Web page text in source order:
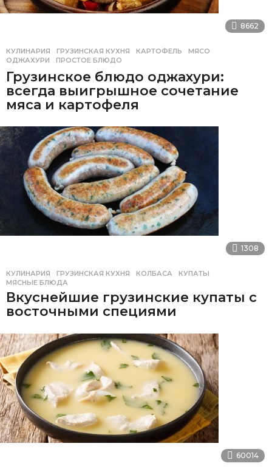
8662
КУЛИНАРИЯ ГРУЗИНСКАЯ КУХНЯ ,КАРТОФЕЛЬ ,МЯСО
ОДЖАХУРИ
,ПРОСТОЕ БЛЮДО
Грузинское блюдо оджахури:
всегда выигрышное сочетание
мяса и картофеля
1308
КУЛИНАРИЯ ГРУЗИНСКАЯ КУХНЯ ,КОЛБАСА ,КУПАТЫ
МЯСНЫЕ БЛЮДА
Вкуснейшие грузинские купаты с
восточными специями
60014